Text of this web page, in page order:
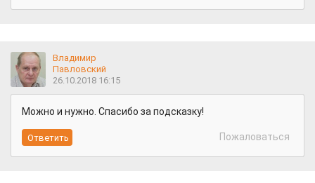
Владимир
Павловский
26.10.2018 16:15
Можно и нужно. Спасибо за подсказку!
Пожаловаться